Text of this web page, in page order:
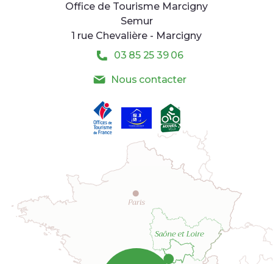
Office de Tourisme Marcigny
Semur
1 rue Chevalière - Marcigny
03 85 25 39 06
Nous contacter